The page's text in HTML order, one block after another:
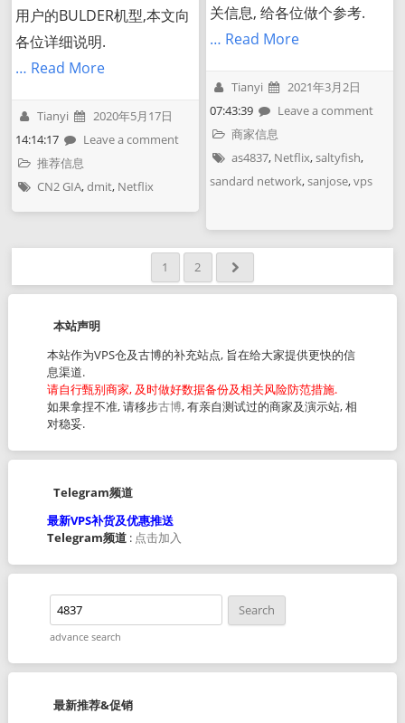
用户的BULDER机型,本文向
各位详细说明.
… Read More
Tianyi
2020年5月17日
14:14:17
Leave a comment
推荐信息
CN2 GIA,dmit, Netflix
关信息, 给各位做个参考.
… Read More
Tianyi
2021年3月2日
07:43:39
Leave a comment
商家信息
as4837, Netflix,saltyfish,
sandard network,sanjose,vps
1 2
本站声明
本站作为VPS仓及古博的补充站点, 旨在给大家提供更快的信
息渠道.
请自行甄别商家, 及时做好数据备份及相关风险防范措施.
如果拿捏不准, 请移步古博, 有亲自测试过的商家及演示站, 相
对稳妥.
Telegram频道
最新VPS补货及优惠推送
Telegram频道: 点击加入
advance search
最新推荐&促销